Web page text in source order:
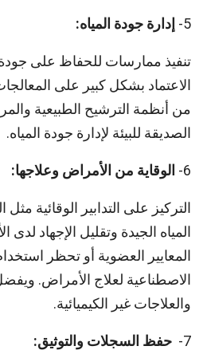
5- إدارة جودة المياه:
تنفيذ ممارسات للحفاظ على جودة
الاعتماد بشكل كبير على المعالجات
من أنظمة الترشيح الطبيعية
الصديقة للبيئة لإدارة جودة المياه.
6- الوقاية من الأمراض وعلاجها:
التركيز على التدابير الوقائية مثل
المياه الجيدة وتقليل الإجهاد لدى
المعايير العضوية أو تحظر استخدام
الاصطناعية لعلاج الأمراض.
والعلاجات غير الكيميائية.
7- حفظ السجلات والتوثيق: